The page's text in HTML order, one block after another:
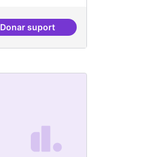
Donar suportPlaça del Canòdrom